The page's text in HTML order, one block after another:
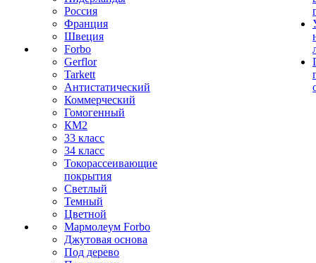
Россия
Франция
Швеция
Forbo
Gerflor
Tarkett
Антистатический
Коммерческий
Гомогенный
КМ2
33 класс
34 класс
Токорассеивающие
покрытия
Светлый
Темный
Цветной
Мармолеум Forbo
Джутовая основа
Под дерево